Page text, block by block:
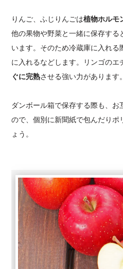
りんご、ふじりんごは植物ホルモ
他の果物や野菜と一緒に保存する
います。そのため冷蔵庫に入れ
に入れるなどします。リンゴのエ
ぐに完熟させる強い力があります。
ダンボール箱で保存する際も、
ので、個別に新聞紙で包んだりポ
ょう。